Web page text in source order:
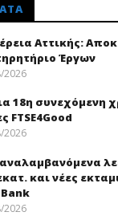
Αττικής:
Έργων
2026
18η συνεχόμενη
FTSE4Good
2026
και νέες
2026